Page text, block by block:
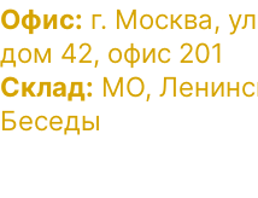
Офис: г. Москва,
дом 42, офис 201
Склад: МО,
Беседы